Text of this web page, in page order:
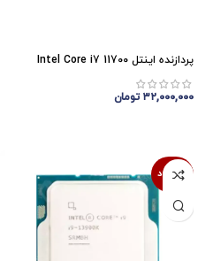
پردازنده اینتل Intel Core i7 11700
۳۲,۰۰۰,۰۰۰ تومان
ناموجود